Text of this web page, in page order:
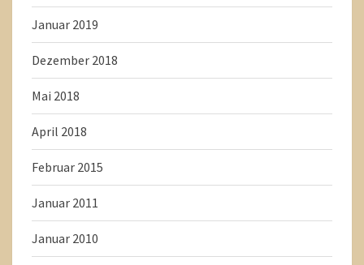
Januar 2019
Dezember 2018
Mai 2018
April 2018
Februar 2015
Januar 2011
Januar 2010